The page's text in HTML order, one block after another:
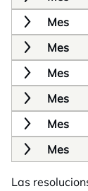
Mes
Mes
Mes
Mes
Mes
Mes
Las